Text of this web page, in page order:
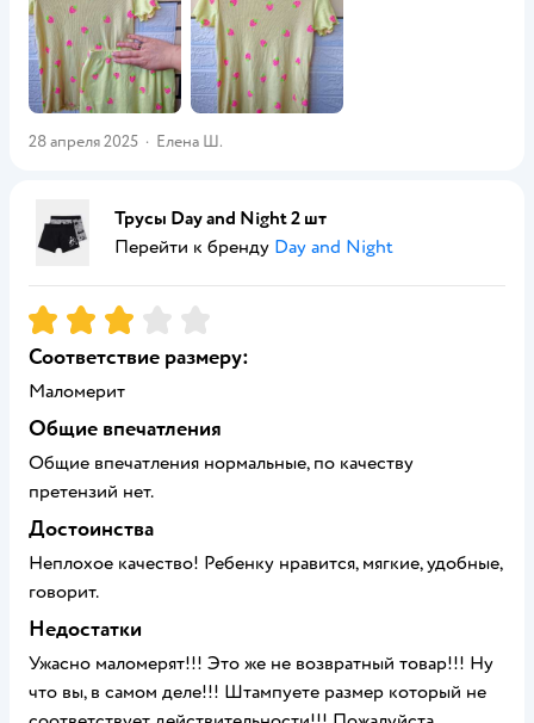
28 апреля 2025 · Елена Ш.
Трусы Day and Night 2 шт
Перейти к бренду Day and Night
Рейтинг:3
Соответствие размеру:
Маломерит
Общие впечатления
Общие впечатления нормальные, по качеству
претензий нет.
Достоинства
Неплохое качество! Ребенку нравится, мягкие, удобные,
говорит.
Недостатки
Ужасно маломерят!!! Это же не возвратный товар!!! Ну
что вы, в самом деле!!! Штампуете размер который не